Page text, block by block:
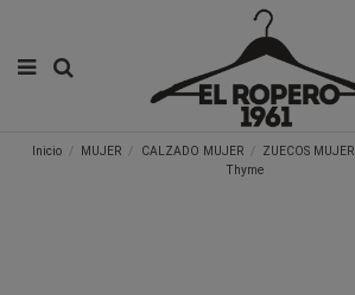
Inicio MUJER CALZADO MUJER ZUECOS MUJER
Thyme